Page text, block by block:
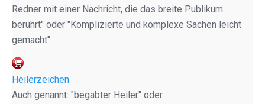
Redner mit einer Nachricht, die das breite Publikum
berührt" oder "Komplizierte und komplexe Sachen leicht
gemacht"
Heilerzeichen
Auch genannt: "begabter Heiler" oder